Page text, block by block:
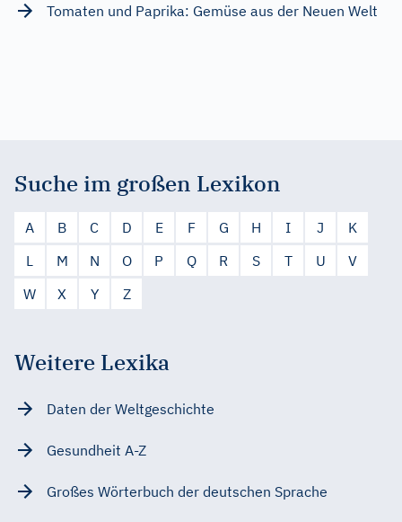
Tomaten und Paprika: Gemüse aus der Neuen Welt
Suche im großen Lexikon
A B C D E F G H I J
K
L
M N O P Q R S T U
V
W
X Y Z
Weitere Lexika
Daten der Weltgeschichte
Gesundheit A-Z
Großes Wörterbuch der deutschen Sprache